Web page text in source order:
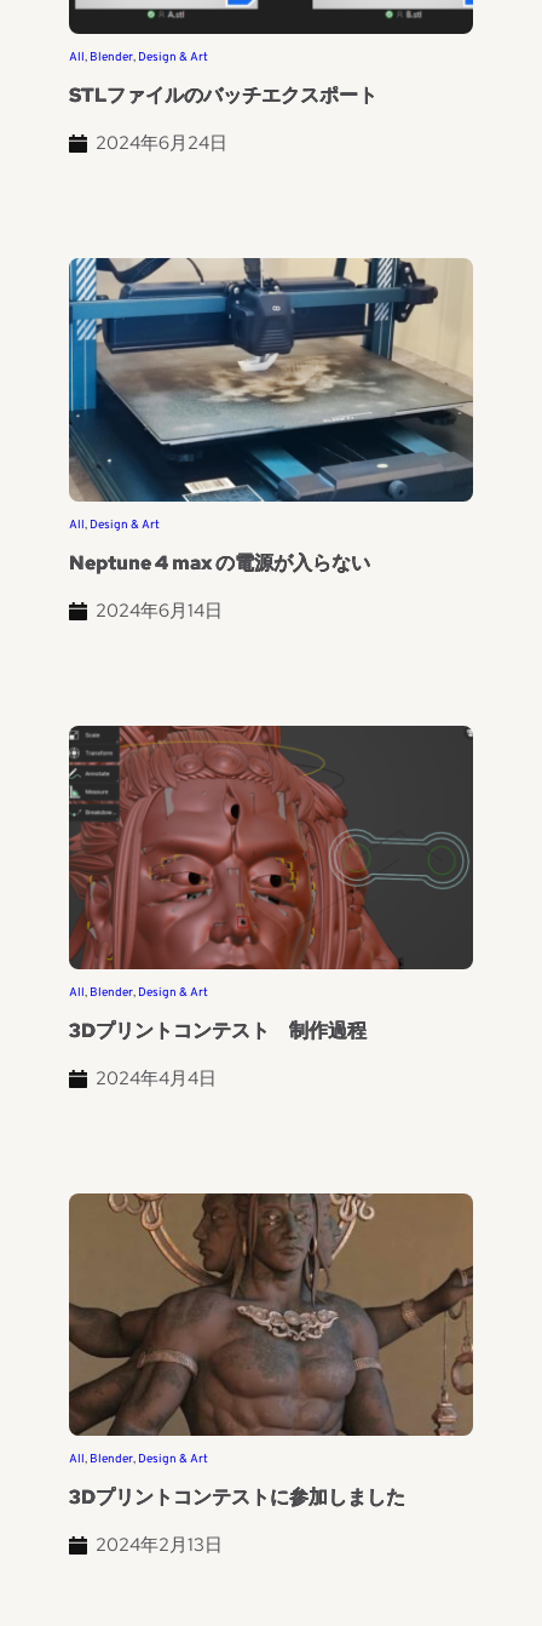
All, Blender, Design & Art
STLファイルのバッチエクスポート
2024年6月24日
All, Design & Art
Neptune 4 max の電源が入らない
2024年6月14日
All, Blender, Design & Art
3Dプリントコンテスト 制作過程
2024年4月4日
All, Blender, Design & Art
3Dプリントコンテストに参加しました
2024年2月13日